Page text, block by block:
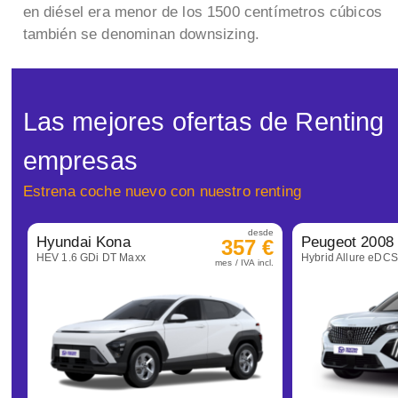
en diésel era menor de los 1500 centímetros cúbicos
también se denominan downsizing.
Las mejores ofertas de Renting
empresas
Estrena coche nuevo con nuestro renting
Hyundai Kona
HEV 1.6 GDi DT Maxx
desde
357 €
mes / IVA incl.
Peugeot 2008
Hybrid Allure